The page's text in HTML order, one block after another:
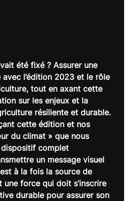
été fixé ? Assurer une
l’édition 2023 et le rôle
tout en axant cette
sur les enjeux et la
résiliente et durable.
cette édition et nos
du climat » que nous
complet
un message visuel
à la fois la source de
une force qui doit s’inscrire
durable pour assurer son